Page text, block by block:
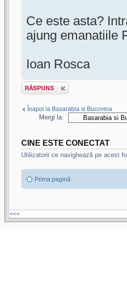
Ce este asta?
ajung emanatiile
Ioan Rosca
Scrie un răspuns
Înapoi la Basarabia si Bucovina
Mergi la:
CINE ESTE CONECTAT
Utilizatorii ce navighează pe acest
Prima pagină
<<<